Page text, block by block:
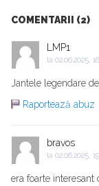
COMENTARII (2)
LMP1
la 02.06.2025,
Jantele legendare
Raportează abuz
bravos
la 02.06.2025,
era foarte interesant